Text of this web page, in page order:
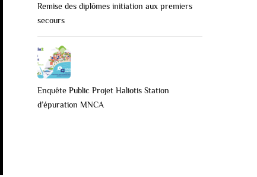
Remise des diplômes initiation aux premiers
secours
Enquête Public Projet Haliotis Station
d’épuration MNCA